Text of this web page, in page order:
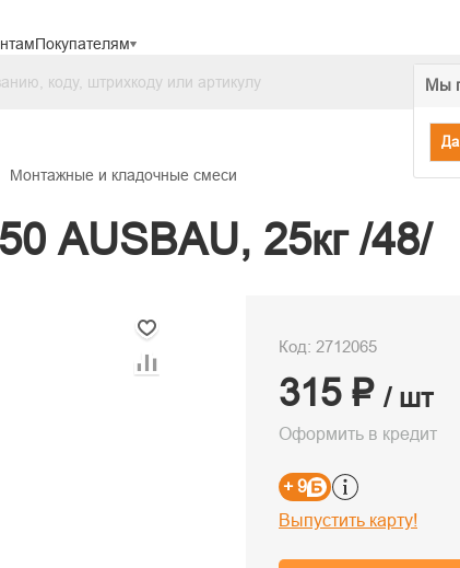
Покупателям
Мы
Монтажные и кладочные смеси
AUSBAU, 25кг /48/
Код: 2712065
315 ₽ / шт
Оформить в кредит
+ 9
Выпустить карту!